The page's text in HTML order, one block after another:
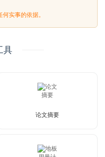
实事的依据。
具
论文摘要